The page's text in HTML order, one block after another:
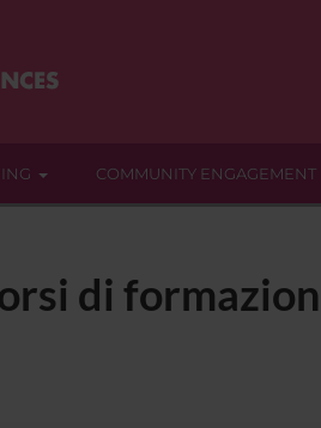
COMMUNITY ENGAGEMENT
di